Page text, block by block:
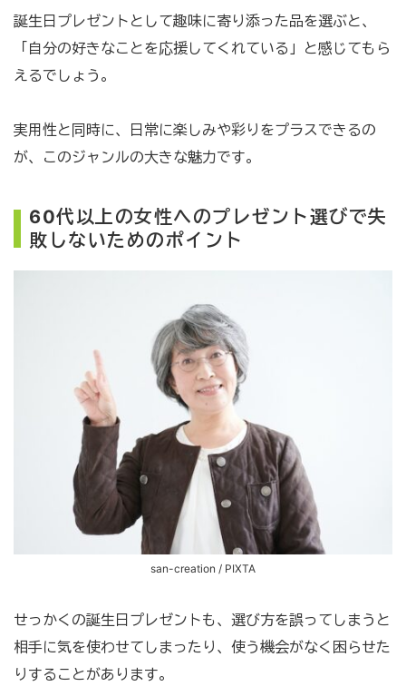
誕生日プレゼントとして趣味に寄り添った品を選ぶと、
「自分の好きなことを応援してくれている」と感じてもら
えるでしょう。
実用性と同時に、日常に楽しみや彩りをプラスできるの
が、このジャンルの大きな魅力です。
60代以上の女性へのプレゼント選びで失
敗しないためのポイント
san-creation / PIXTA
せっかくの誕生日プレゼントも、選び方を誤ってしまうと
相手に気を使わせてしまったり、使う機会がなく困らせた
りすることがあります。